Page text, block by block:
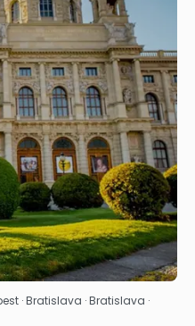
· Bratislava · Bratislava ·